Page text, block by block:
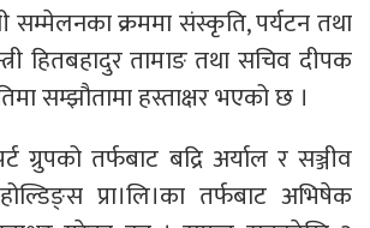
सम्मेलनका क्रममा संस्कृति, पर्यटन तथा
हितबहादुर तामाङ तथा सचिव दीपक
सम्झौतामा हस्ताक्षर भएको छ ।
ग्रुपको तर्फबाट बद्रि अर्याल र सञ्जीव
प्रा।लि।का तर्फबाट अभिषेक